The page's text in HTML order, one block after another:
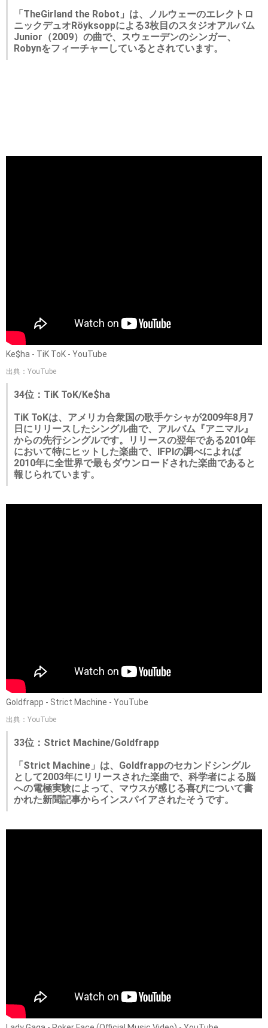
「TheGirland the Robot」は、ノルウェーのエレクトロ
ニックデュオRöyksoppによる3枚目のスタジオアルバム
Junior（2009）の曲で、スウェーデンのシンガー、
Robynをフィーチャーしているとされています。
Ke$ha - TiK ToK - YouTube
出典：YouTube
34位：TiK ToK/Ke$ha
TiK ToKは、アメリカ合衆国の歌手ケシャが2009年8月7
日にリリースしたシングル曲で、アルバム『アニマル』
からの先行シングルです。リリースの翌年である2010年
において特にヒットした楽曲で、IFPIの調べによれば
2010年に全世界で最もダウンロードされた楽曲であると
報じられています。
Goldfrapp - Strict Machine - YouTube
出典：YouTube
33位：Strict Machine/Goldfrapp
「Strict Machine」は、Goldfrappのセカンドシングル
として2003年にリリースされた楽曲で、科学者による脳
への電極実験によって、マウスが感じる喜びについて書
かれた新聞記事からインスパイアされたそうです。